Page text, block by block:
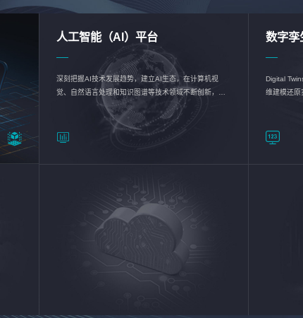
人工智能（AI）平台
深刻把握AI技术发展趋势，建立AI生态，在计算机视
觉、自然语言处理和知识图谱等技术领域不断创新，持
续优化企业数智化转型加速器—AlphaMind®AI能力开放
数字孪
Digital
维建模还原
现，使用
成智能化